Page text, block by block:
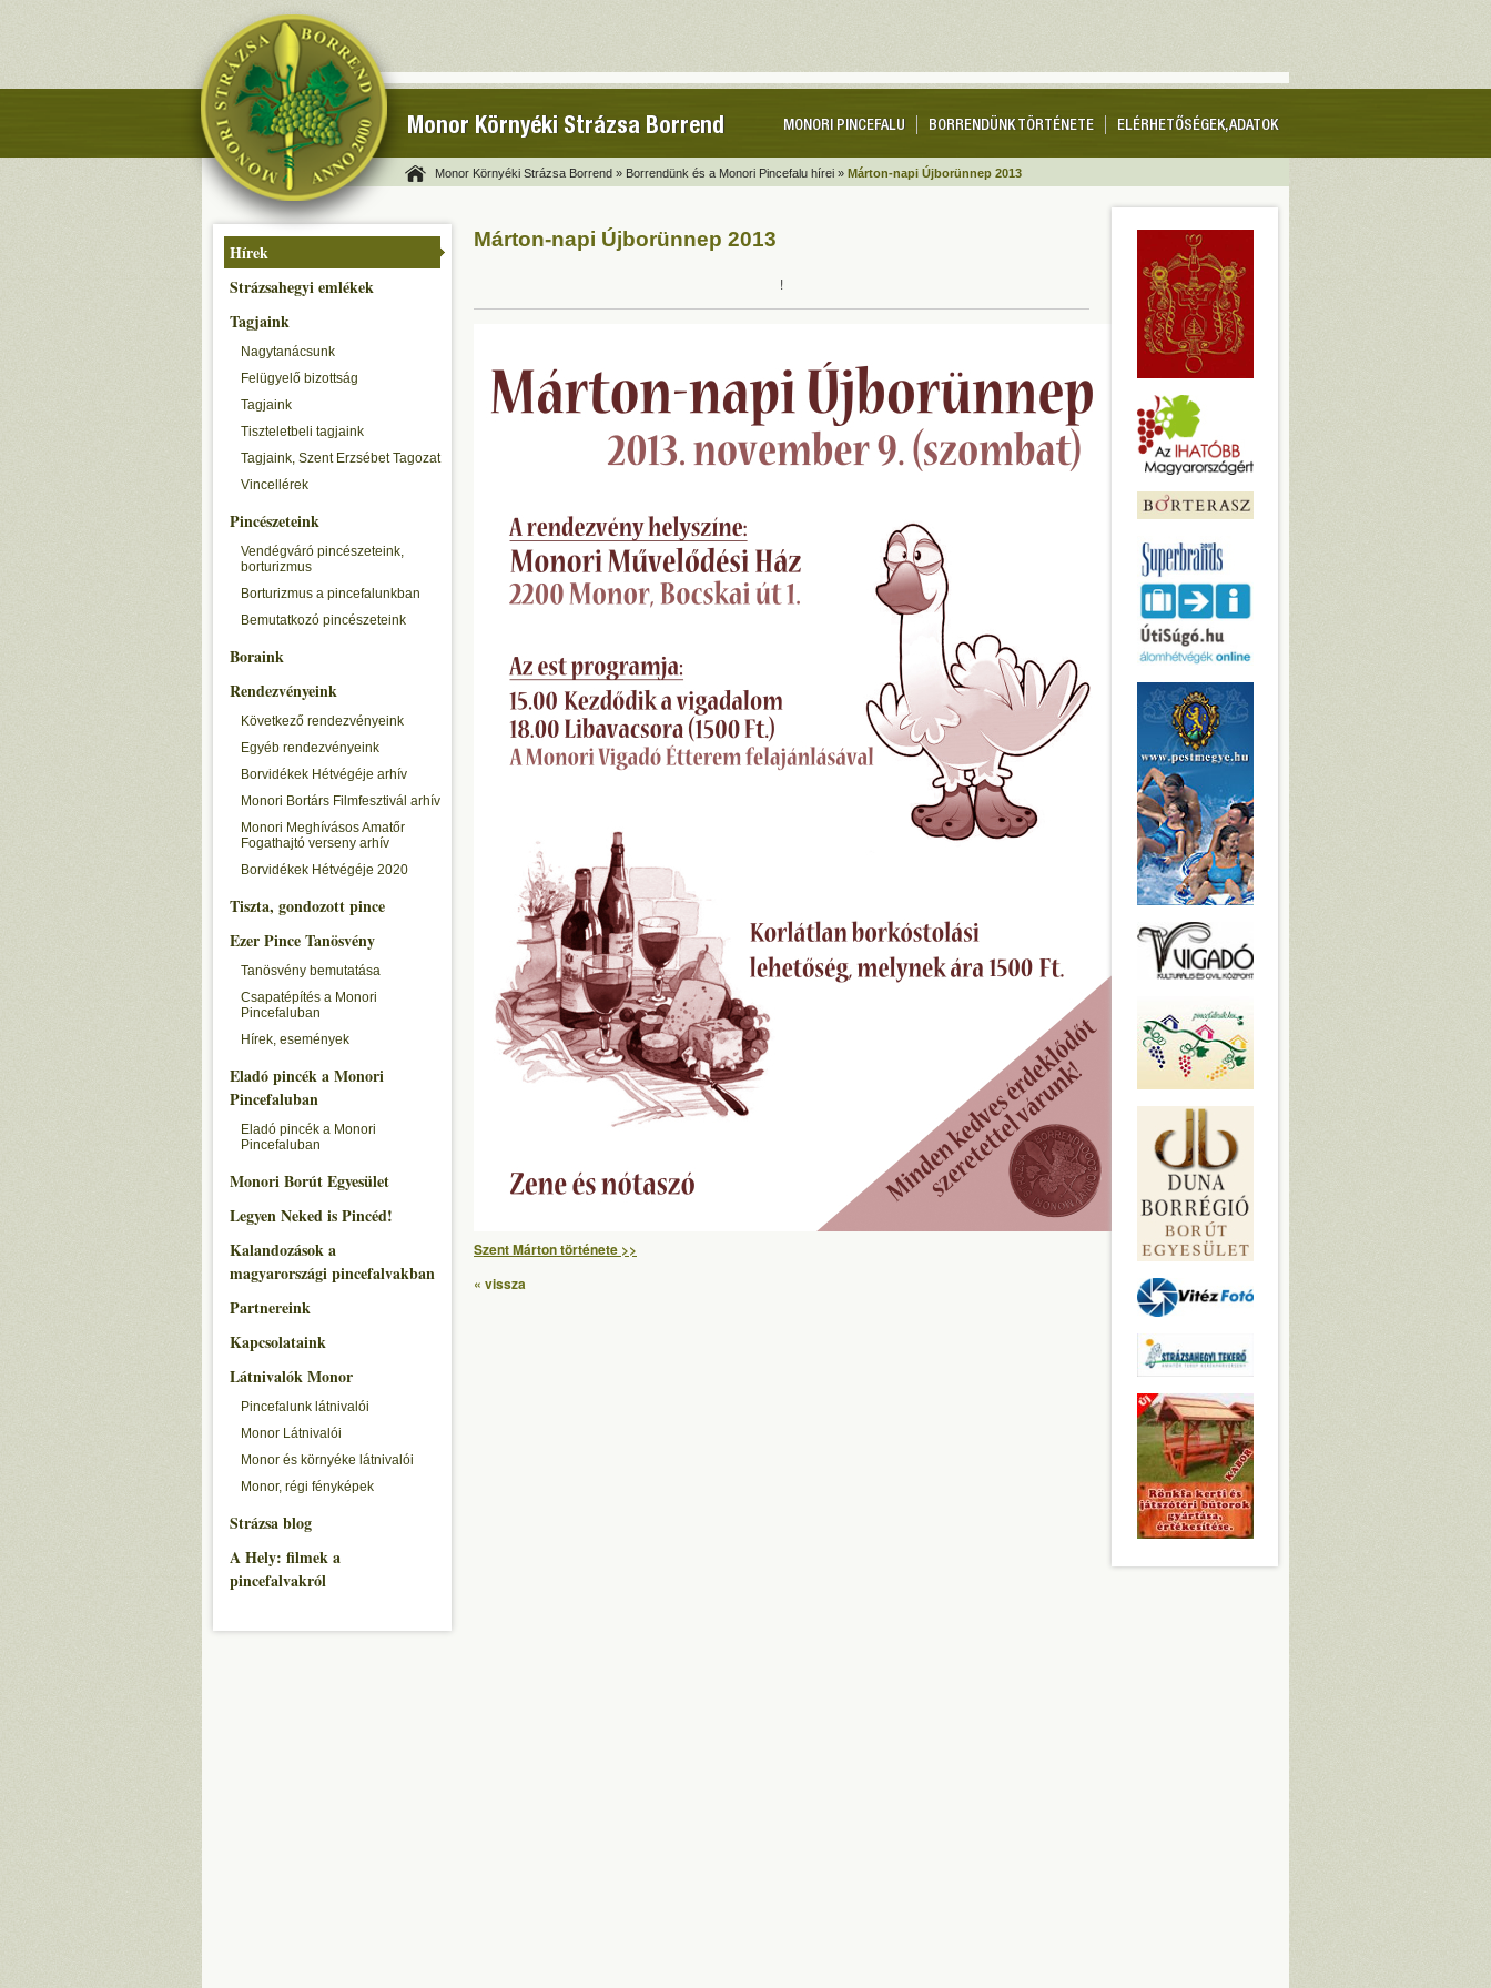
Monor Környéki Strázsa Borrend ELÉRHETŐSÉGEK, ADATOK
BORRENDÜNK TÖRTÉNETE
MONORI PINCEFALU
Monor Környéki Strázsa Borrend » Borrendünk és a Monori Pincefalu hírei » Márton-napi Újborünnep 2013
Hírek
Strázsahegyi emlékek
Tagjaink
Nagytanácsunk
Felügyelő bizottság
Tagjaink
Tiszteletbeli tagjaink
Tagjaink, Szent Erzsébet Tagozat
Vincellérek
Pincészeteink
Vendégváró pincészeteink,
borturizmus
Borturizmus a pincefalunkban
Bemutatkozó pincészeteink
Boraink
Rendezvényeink
Következő rendezvényeink
Egyéb rendezvényeink
Borvidékek Hétvégéje arhív
Monori Bortárs Filmfesztivál arhív
Monori Meghívásos Amatőr
Fogathajtó verseny arhív
Borvidékek Hétvégéje 2020
Tiszta, gondozott pince
Ezer Pince Tanösvény
Tanösvény bemutatása
Csapatépítés a Monori
Pincefaluban
Hírek, események
Eladó pincék a Monori
Pincefaluban
Eladó pincék a Monori
Pincefaluban
Monori Borút Egyesület
Legyen Neked is Pincéd!
Kalandozások a
magyarországi pincefalvakban
Partnereink
Kapcsolataink
Látnivalók Monor
Pincefalunk látnivalói
Monor Látnivalói
Monor és környéke látnivalói
Monor, régi fényképek
Strázsa blog
A Hely: filmek a
pincefalvakról
Márton-napi Újborünnep 2013
!
Szent Márton története >>
« vissza